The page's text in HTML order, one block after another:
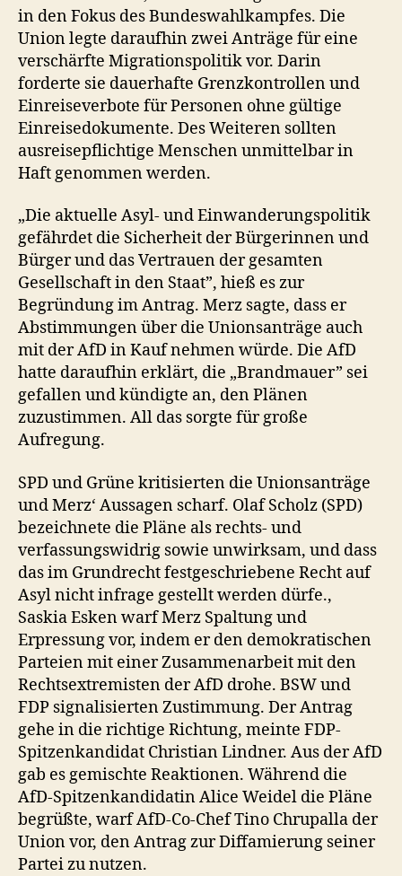
in den Fokus des Bundeswahlkampfes. Die
Union legte daraufhin zwei Anträge für eine
verschärfte Migrationspolitik vor. Darin
forderte sie dauerhafte Grenzkontrollen und
Einreiseverbote für Personen ohne gültige
Einreisedokumente. Des Weiteren sollten
ausreisepflichtige Menschen unmittelbar in
Haft genommen werden.
„Die aktuelle Asyl- und Einwanderungspolitik
gefährdet die Sicherheit der Bürgerinnen und
Bürger und das Vertrauen der gesamten
Gesellschaft in den Staat”, hieß es zur
Begründung im Antrag. Merz sagte, dass er
Abstimmungen über die Unionsanträge auch
mit der AfD in Kauf nehmen würde. Die AfD
hatte daraufhin erklärt, die „Brandmauer” sei
gefallen und kündigte an, den Plänen
zuzustimmen. All das sorgte für große
Aufregung.
SPD und Grüne kritisierten die Unionsanträge
und Merz‘ Aussagen scharf. Olaf Scholz (SPD)
bezeichnete die Pläne als rechts- und
verfassungswidrig sowie unwirksam, und dass
das im Grundrecht festgeschriebene Recht auf
Asyl nicht infrage gestellt werden dürfe.,
Saskia Esken warf Merz Spaltung und
Erpressung vor, indem er den demokratischen
Parteien mit einer Zusammenarbeit mit den
Rechtsextremisten der AfD drohe. BSW und
FDP signalisierten Zustimmung. Der Antrag
gehe in die richtige Richtung, meinte FDP-
Spitzenkandidat Christian Lindner. Aus der AfD
gab es gemischte Reaktionen. Während die
AfD-Spitzenkandidatin Alice Weidel die Pläne
begrüßte, warf AfD-Co-Chef Tino Chrupalla der
Union vor, den Antrag zur Diffamierung seiner
Partei zu nutzen.